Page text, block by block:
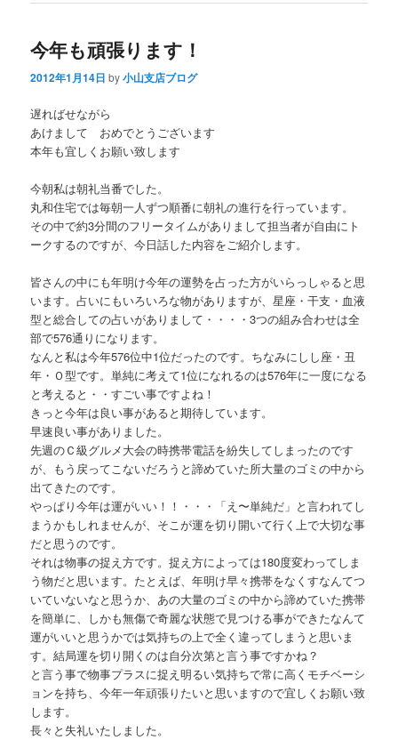
今年も頑張ります！
2012年1月14日 by小山支店ブログ
遅ればせながら
あけまして おめでとうございます
本年も宜しくお願い致します
今朝私は朝礼当番でした。
丸和住宅では毎朝一人ずつ順番に朝礼の進行を行っています。
その中で約3分間のフリータイムがありまして担当者が自由にト
ークするのですが、今日話した内容をご紹介します。
皆さんの中にも年明け今年の運勢を占った方がいらっしゃると思
います。占いにもいろいろな物がありますが、星座・干支・血液
型と総合しての占いがありまして・・・・3つの組み合わせは全
部で576通りになります。
なんと私は今年576位中1位だったのです。ちなみにしし座・丑
年・Ｏ型です。単純に考えて1位になれるのは576年に一度になる
と考えると・・すごい事ですよね！
きっと今年は良い事があると期待しています。
早速良い事がありました。
先週のＣ級グルメ大会の時携帯電話を紛失してしまったのです
が、もう戻ってこないだろうと諦めていた所大量のゴミの中から
出てきたのです。
やっぱり今年は運がいい！！・・・「え〜単純だ」と言われてし
まうかもしれませんが、そこが運を切り開いて行く上で大切な事
だと思うのです。
それは物事の捉え方です。捉え方によっては180度変わってしま
う物だと思います。たとえば、年明け早々携帯をなくすなんてつ
いていないなと思うか、あの大量のゴミの中から諦めていた携帯
を簡単に、しかも無傷で奇麗な状態で見つける事ができたなんて
運がいいと思うかでは気持ちの上で全く違ってしまうと思いま
す。結局運を切り開くのは自分次第と言う事ですかね？
と言う事で物事プラスに捉え明るい気持ちで常に高くモチベーシ
ョンを持ち、今年一年頑張りたいと思いますので宜しくお願い致
します。
長々と失礼いたしました。